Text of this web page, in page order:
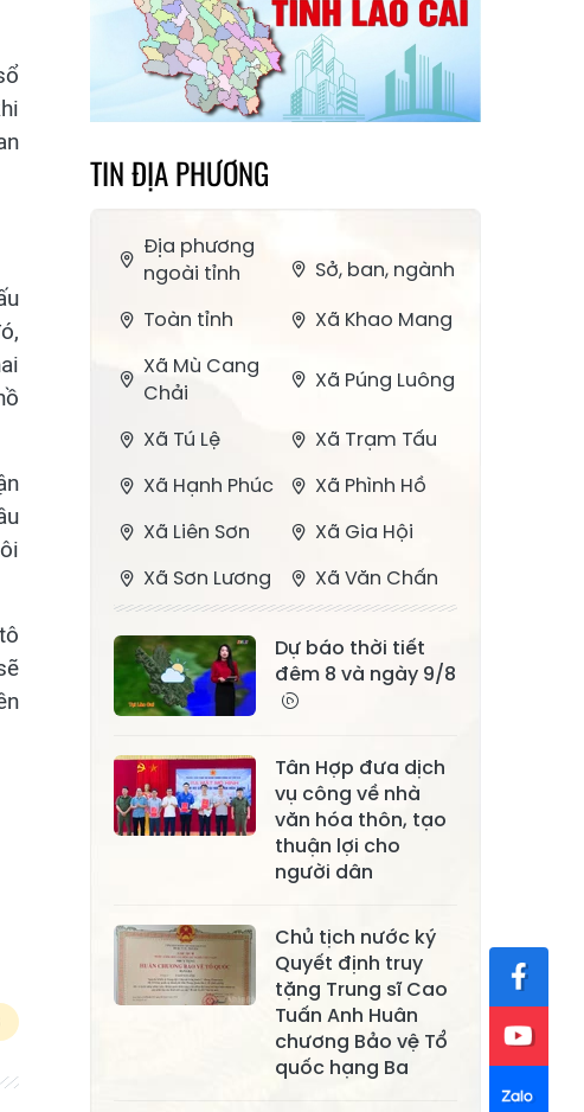
TIN ĐỊA PHƯƠNG
Địa phương
ngoài tỉnh
Sở, ban, ngành
Toàn tỉnh
Xã Khao Mang
Xã Mù Cang
Chải
Xã Púng Luông
Xã Tú Lệ
Xã Trạm Tấu
Xã Hạnh Phúc
Xã Phình Hồ
Xã Liên Sơn
Xã Gia Hội
Xã Sơn Lương
Xã Văn Chấn
Bằng La
Xã Chấn Thịnh
Xã Nghĩa Tâm
Xã Châu Quế
Xã Lâm Giang
Xã Đông
Cuông
Xã Tân Hợp
Xã Mỏ Vàng
Xã Lâm
Thượng
Xã Lục Yên
Xã Tân Lĩnh
Xã Phúc Lợi
Dự báo thời tiết
đêm 8 và ngày 9/8
Tân Hợp đưa dịch
vụ công về nhà
văn hóa thôn, tạo
thuận lợi cho
người dân
Chủ tịch nước ký
Quyết định truy
tặng Trung sĩ Cao
Tuấn Anh Huân
chương Bảo vệ Tổ
quốc hạng Ba